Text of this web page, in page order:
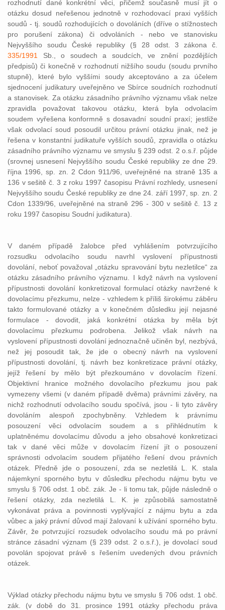
rozhodnutí dané konkrétní věci, přičemž současně musí jít o
otázku dosud neřešenou jednotně v rozhodovací praxi vyšších
soudů - tj. soudů rozhodujících o dovoláních (dříve o stížnostech
pro porušení zákona) či odvoláních - nebo ve stanovisku
Nejvyššího soudu České republiky (§ 28 odst. 3 zákona č.
335/1991
Sb., o soudech a soudcích, ve znění pozdějších
předpisů) či konečně v rozhodnutí nižšího soudu (soudu prvního
stupně), které bylo vyššími soudy akceptováno a za účelem
sjednocení judikatury uveřejněno ve Sbírce soudních rozhodnutí
a stanovisek. Za otázku zásadního právního významu však nelze
zpravidla považovat takovou otázku, která byla odvolacím
soudem vyřešena konformně s dosavadní soudní praxí; jestliže
však odvolací soud posoudil určitou právní otázku jinak, než je
řešena v konstantní judikatuře vyšších soudů, zpravidla o otázku
zásadního právního významu ve smyslu § 239 odst. 2 o.s.ř. půjde
(srovnej usnesení Nejvyššího soudu České republiky ze dne 29.
října 1996, sp. zn. 2 Cdon 911/96, uveřejněné na straně 135 a
136 v sešitě č. 3 z roku 1997 časopisu Právní rozhledy, usnesení
Nejvyššího soudu České republiky ze dne 24. září 1997, sp. zn. 2
Cdon 1339/96, uveřejněné na straně 296 - 300 v sešitě č. 13 z
roku 1997 časopisu Soudní judikatura).
V daném případě žalobce před vyhlášením potvrzujícího
rozsudku odvolacího soudu navrhl vyslovení přípustnosti
dovolání, neboť považoval „otázku spravování bytu nezletilce“ za
otázku zásadního právního významu. I když návrh na vyslovení
přípustnosti dovolání konkretizoval formulací otázky navržené k
dovolacímu přezkumu, nelze - vzhledem k příliš širokému záběru
takto formulované otázky a v konečném důsledku její nejasné
formulace - dovodit, jaká konkrétní otázka by měla být
dovolacímu přezkumu podrobena. Jelikož však návrh na
vyslovení přípustnosti dovolání jednoznačně učiněn byl, nezbývá,
než jej posoudit tak, že jde o obecný návrh na vyslovení
přípustnosti dovolání, tj. návrh bez konkretizace právní otázky,
jejíž řešení by mělo být přezkoumáno v dovolacím řízení.
Objektivní hranice možného dovolacího přezkumu jsou pak
vymezeny všemi (v daném případě dvěma) právními závěry, na
nichž rozhodnutí odvolacího soudu spočívá, jsou - li tyto závěry
dovoláním alespoň zpochybněny. Vzhledem k právnímu
posouzení věci odvolacím soudem a s přihlédnutím k
uplatněnému dovolacímu důvodu a jeho obsahové konkretizaci
tak v dané věci může v dovolacím řízení jít o posouzení
správnosti odvolacím soudem přijatého řešení dvou právních
otázek. Předně jde o posouzení, zda se nezletilá L. K. stala
nájemkyní sporného bytu v důsledku přechodu nájmu bytu ve
smyslu § 706 odst. 1 obč. zák. Je - li tomu tak, půjde následně o
řešení otázky, zda nezletilá L. K. je způsobilá samostatně
vykonávat práva a povinnosti vyplývající z nájmu bytu a zda
vůbec a jaký právní důvod mají žalovaní k užívání sporného bytu.
Závěr, že potvrzující rozsudek odvolacího soudu má po právní
stránce zásadní význam (§ 239 odst. 2 o.s.ř.), je dovolací soud
povolán spojovat právě s řešením uvedených dvou právních
otázek.
Výklad otázky přechodu nájmu bytu ve smyslu § 706 odst. 1 obč.
zák. (v době do 31. prosince 1991 otázky přechodu práva